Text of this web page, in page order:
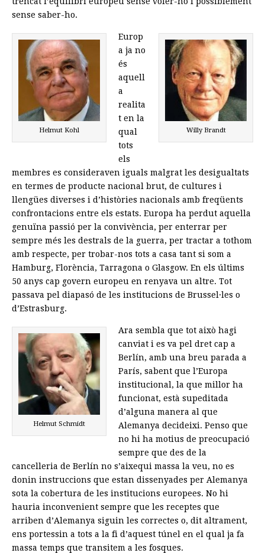
sense saber-ho.
Willy Brandt
Helmut Kohl
Europ
a ja no
és
aquell
a
realita
t en la
qual
tots
els
membres es consideraven iguals malgrat les desigualtats
en termes de producte nacional brut, de cultures i
llengües diverses i d’històries nacionals amb freqüents
confrontacions entre els estats. Europa ha perdut aquella
genuïna passió per la convivència, per enterrar per
sempre més les destrals de la guerra, per tractar a tothom
amb respecte, per trobar-nos tots a casa tant si som a
Hamburg, Florència, Tarragona o Glasgow. En els últims
50 anys cap govern europeu en renyava un altre. Tot
passava pel diapasó de les institucions de Brussel·les o
d’Estrasburg.
Helmut Schmidt
Ara sembla que tot això hagi
canviat i es va pel dret cap a
Berlín, amb una breu parada a
París, sabent que l’Europa
institucional, la que millor ha
funcionat, està supeditada
d’alguna manera al que
Alemanya decideixi. Penso que
no hi ha motius de preocupació
sempre que des de la
cancelleria de Berlín no s’aixequi massa la veu, no es
donin instruccions que estan dissenyades per Alemanya
sota la cobertura de les institucions europees. No hi
hauria inconvenient sempre que les receptes que
arriben d’Alemanya siguin les correctes o, dit altrament,
ens portessin a tots a la fi d’aquest túnel en el qual ja fa
massa temps que transitem a les fosques.